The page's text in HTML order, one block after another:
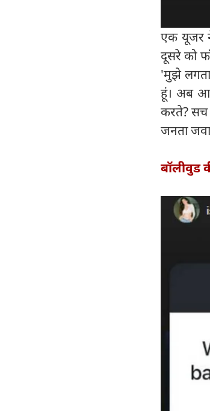
एक यूजर
दूसरे को
'मुझे लगता
हूं। अब
करते? सच
जनता
बॉलीवुड